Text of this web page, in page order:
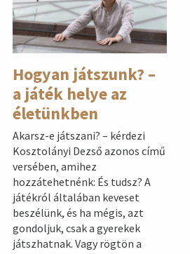
Hogyan játszunk? –
a játék helye az
életünkben
Akarsz-e játszani? – kérdezi
Kosztolányi Dezső azonos című
versében, amihez
hozzátehetnénk: És tudsz? A
játékról általában keveset
beszélünk, és ha mégis, azt
gondoljuk, csak a gyerekek
játszhatnak. Vagy rögtön a